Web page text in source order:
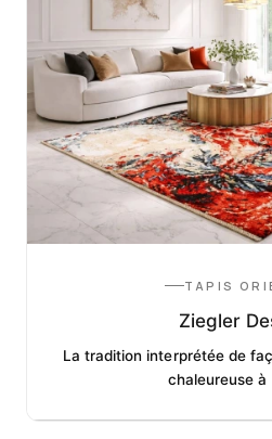
TAPIS
Ziegler
La tradition interprétée de
chaleureuse à